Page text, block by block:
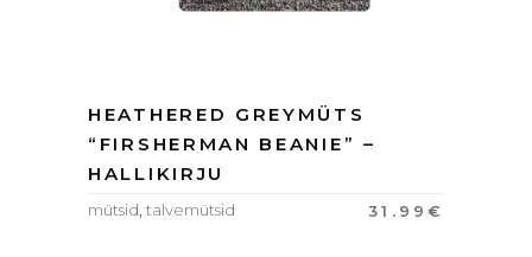
HEATHERED GREYMÜTS
“FIRSHERMAN BEANIE” –
HALLIKIRJU
31.99 €
mütsid talvemütsid